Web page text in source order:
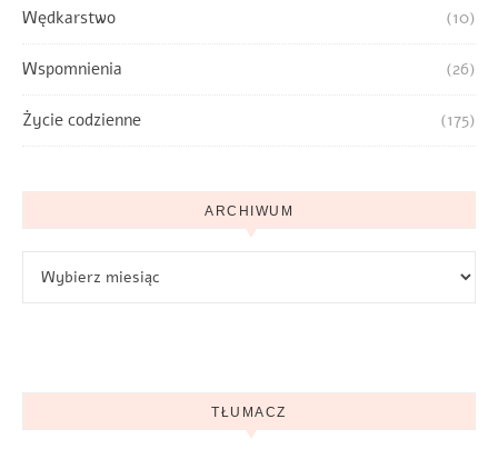
Wędkarstwo (10)
Wspomnienia (26)
Życie codzienne (175)
ARCHIWUM
TŁUMACZ